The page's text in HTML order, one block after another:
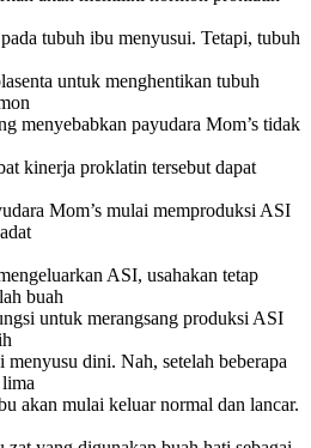
tubuh ibu menyusui. Tetapi, tubuh
untuk menghentikan tubuh
menyebabkan payudara Mom’s tidak
kinerja proklatin tersebut dapat
Mom’s mulai memproduksi ASI
ASI, usahakan tetap
buah
untuk merangsang produksi ASI
dini. Nah, setelah beberapa
akan mulai keluar normal dan lancar.